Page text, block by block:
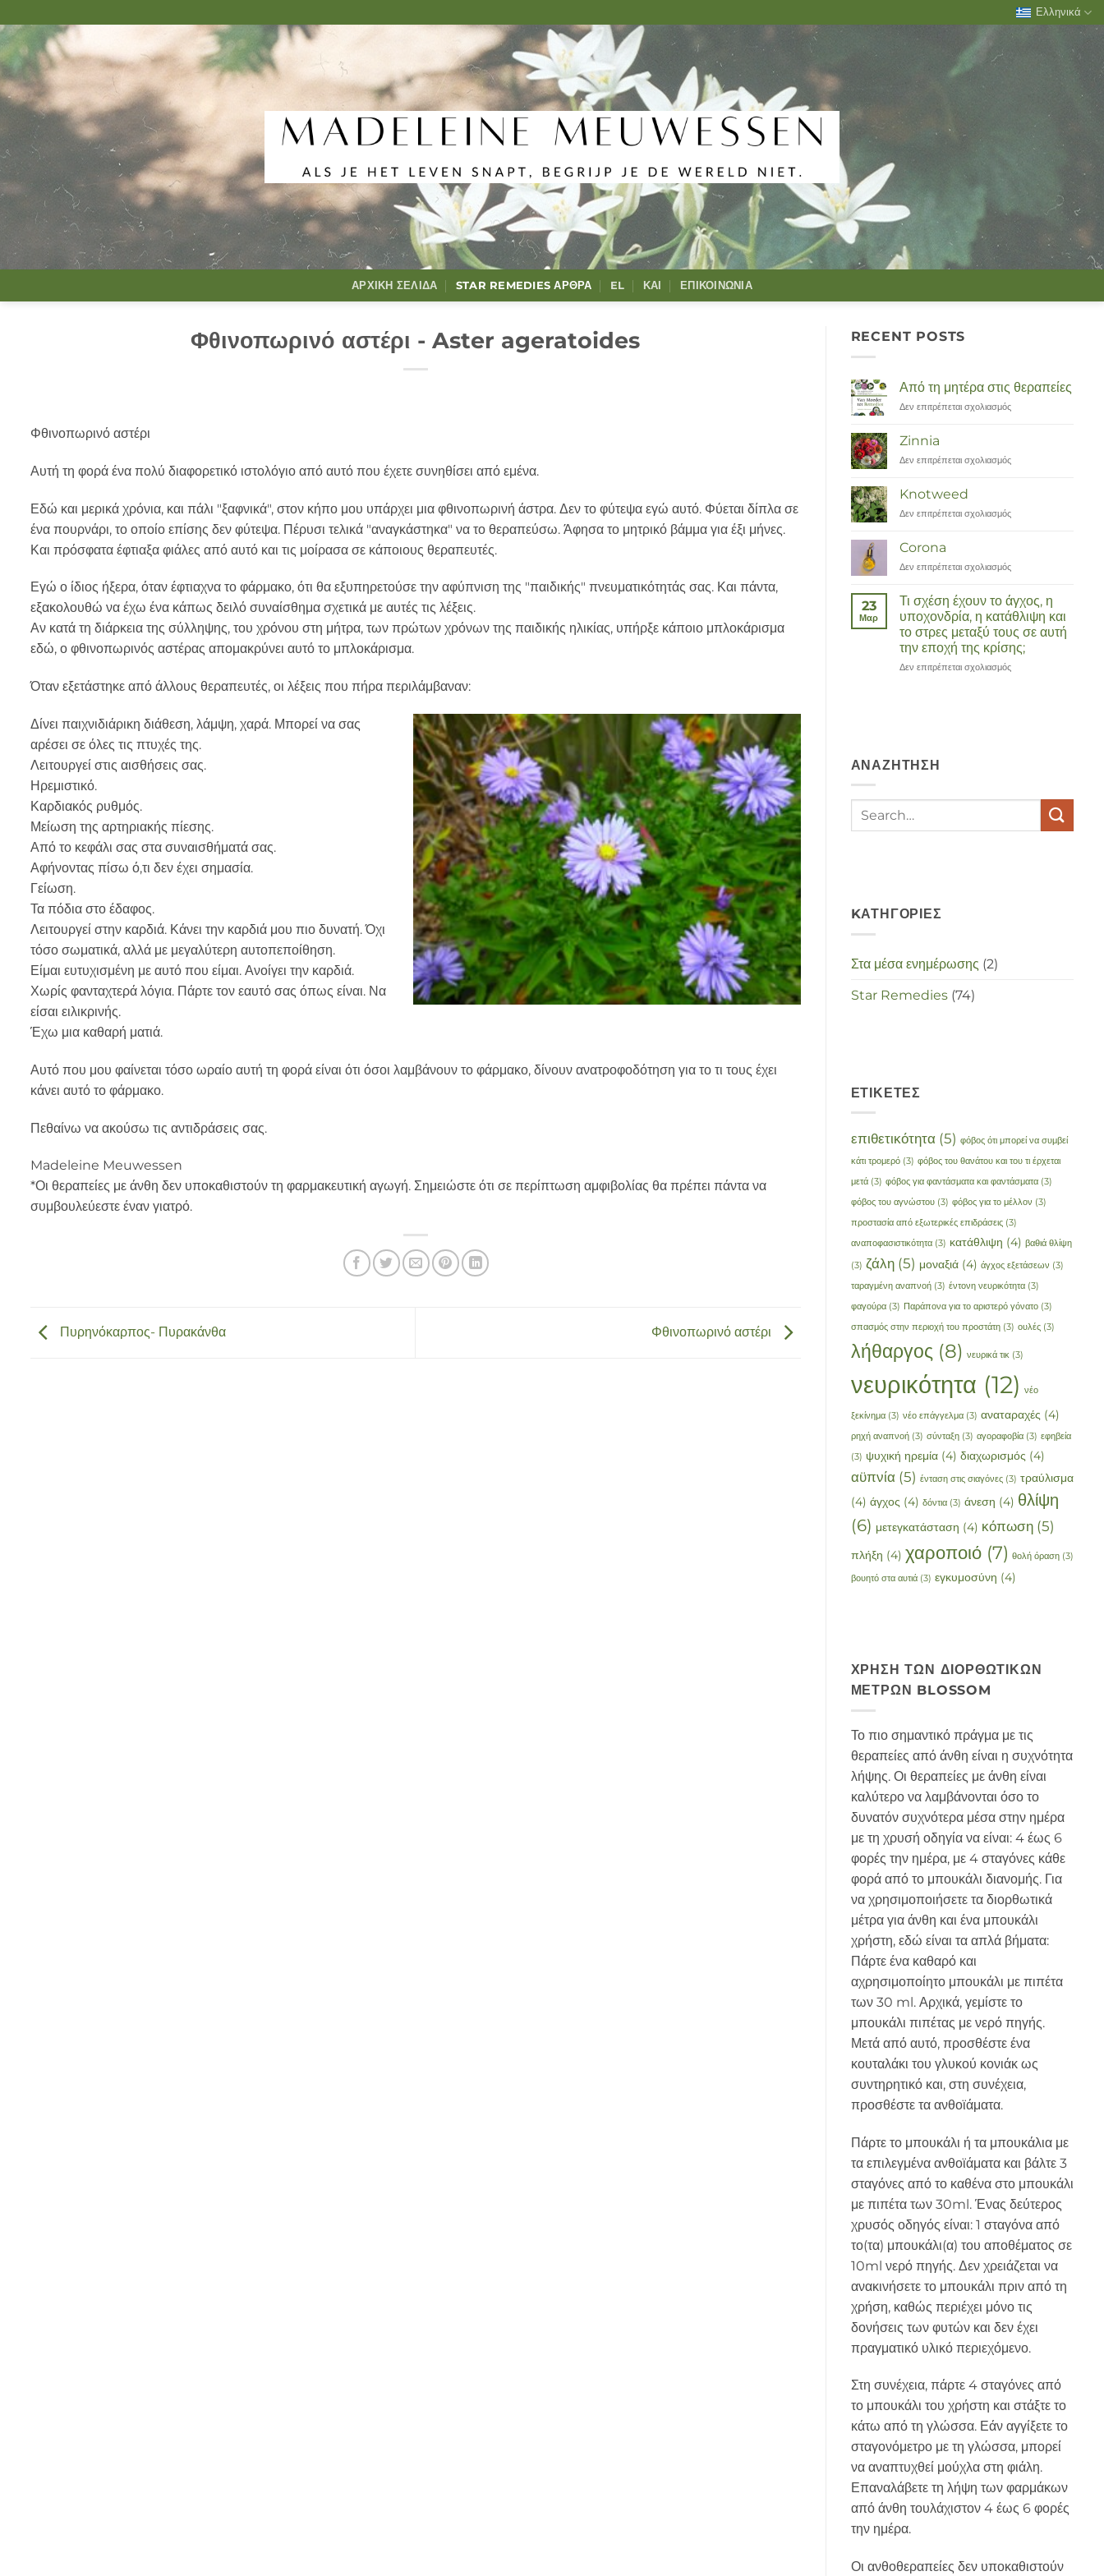
στο
περιεχόμενο
Ελληνικά
ΑΡΧΙΚΉ ΣΕΛΊΔΑ STAR REMEDIES ΆΡΘΡΑ EL ΚΑΙ ΕΠΙΚΟΙΝΩΝΊΑ
Φθινοπωρινό αστέρι - Aster ageratoides
Φθινοπωρινό αστέρι
Αυτή τη φορά ένα πολύ διαφορετικό ιστολόγιο από αυτό που έχετε συνηθίσει από εμένα.
Εδώ και μερικά χρόνια, και πάλι "ξαφνικά", στον κήπο μου υπάρχει μια φθινοπωρινή άστρα. Δεν το φύτεψα εγώ αυτό. Φύεται δίπλα σε
ένα πουρνάρι, το οποίο επίσης δεν φύτεψα. Πέρυσι τελικά "αναγκάστηκα" να το θεραπεύσω. Άφησα το μητρικό βάμμα για έξι μήνες.
Και πρόσφατα έφτιαξα φιάλες από αυτό και τις μοίρασα σε κάποιους θεραπευτές.
Εγώ ο ίδιος ήξερα, όταν έφτιαχνα το φάρμακο, ότι θα εξυπηρετούσε την αφύπνιση της "παιδικής" πνευματικότητάς σας. Και πάντα,
εξακολουθώ να έχω ένα κάπως δειλό συναίσθημα σχετικά με αυτές τις λέξεις.
Αν κατά τη διάρκεια της σύλληψης, του χρόνου στη μήτρα, των πρώτων χρόνων της παιδικής ηλικίας, υπήρξε κάποιο μπλοκάρισμα
εδώ, ο φθινοπωρινός αστέρας απομακρύνει αυτό το μπλοκάρισμα.
Όταν εξετάστηκε από άλλους θεραπευτές, οι λέξεις που πήρα περιλάμβαναν:
Δίνει παιχνιδιάρικη διάθεση, λάμψη, χαρά. Μπορεί να σας
αρέσει σε όλες τις πτυχές της.
Λειτουργεί στις αισθήσεις σας.
Ηρεμιστικό.
Καρδιακός ρυθμός.
Μείωση της αρτηριακής πίεσης.
Από το κεφάλι σας στα συναισθήματά σας.
Αφήνοντας πίσω ό,τι δεν έχει σημασία.
Γείωση.
Τα πόδια στο έδαφος.
Λειτουργεί στην καρδιά. Κάνει την καρδιά μου πιο δυνατή. Όχι
τόσο σωματικά, αλλά με μεγαλύτερη αυτοπεποίθηση.
Είμαι ευτυχισμένη με αυτό που είμαι. Ανοίγει την καρδιά.
Χωρίς φανταχτερά λόγια. Πάρτε τον εαυτό σας όπως είναι. Να
είσαι ειλικρινής.
Έχω μια καθαρή ματιά.
Αυτό που μου φαίνεται τόσο ωραίο αυτή τη φορά είναι ότι όσοι λαμβάνουν το φάρμακο, δίνουν ανατροφοδότηση για το τι τους έχει
κάνει αυτό το φάρμακο.
Πεθαίνω να ακούσω τις αντιδράσεις σας.
Madeleine Meuwessen
*Οι θεραπείες με άνθη δεν υποκαθιστούν τη φαρμακευτική αγωγή. Σημειώστε ότι σε περίπτωση αμφιβολίας θα πρέπει πάντα να
συμβουλεύεστε έναν γιατρό.
Πυρηνόκαρπος- Πυρακάνθα Φθινοπωρινό αστέρι
RECENT POSTS
Από τη μητέρα στις θεραπείες
Δεν επιτρέπεται σχολιασμόςστο
Remedies
Zinnia
Δεν επιτρέπεται σχολιασμόςστο
Knotweed
Δεν επιτρέπεται σχολιασμόςστο
Corona
Δεν επιτρέπεται σχολιασμόςστο
23
Μαρ
Τι σχέση έχουν το άγχος, η
υποχονδρία, η κατάθλιψη και
το στρες μεταξύ τους σε αυτή
την εποχή της κρίσης;
Δεν επιτρέπεται σχολιασμόςστο
in
ΑΝΑΖΉΤΗΣΗ
KΑΤΗΓΟΡΊΕΣ
Στα μέσα ενημέρωσης (2)
Star Remedies(74)
ΕΤΙΚΈΤΕΣ
επιθετικότητα(5) φόβος ότι μπορεί να συμβεί
κάτι τρομερό(3) φόβος του θανάτου και του τι έρχεται
μετά(3) φόβος για φαντάσματα και φαντάσματα(3)
φόβος του αγνώστου(3) φόβος για το μέλλον (3)
προστασία από εξωτερικές επιδράσεις(3)
αναποφασιστικότητα(3) κατάθλιψη (4) βαθιά θλίψη
(3) ζάλη(5) μοναξιά(4) άγχος εξετάσεων (3)
ταραγμένη αναπνοή(3) έντονη νευρικότητα(3)
φαγούρα(3) Παράπονα για το αριστερό γόνατο(3)
σπασμός στην περιοχή του προστάτη(3) ουλές(3)
λήθαργος (8) νευρικά τικ(3)
νευρικότητα (12) νέο
ξεκίνημα(3) νέο επάγγελμα(3) αναταραχές (4)
ρηχή αναπνοή(3) σύνταξη(3) αγοραφοβία(3) εφηβεία
(3) ψυχική ηρεμία(4) διαχωρισμός (4)
αϋπνία(5) ένταση στις σιαγόνες(3) τραύλισμα
(4) άγχος (4) δόντια(3) άνεση (4) θλίψη
(6) μετεγκατάσταση (4) κόπωση(5)
πλήξη (4) χαροποιό(7) θολή όραση(3)
βουητό στα αυτιά(3) εγκυμοσύνη (4)
ΧΡΉΣΗ ΤΩΝ ΔΙΟΡΘΩΤΙΚΏΝ
ΜΈΤΡΩΝ BLOSSOM
Το πιο σημαντικό πράγμα με τις
θεραπείες από άνθη είναι η συχνότητα
λήψης. Οι θεραπείες με άνθη είναι
καλύτερο να λαμβάνονται όσο το
δυνατόν συχνότερα μέσα στην ημέρα
με τη χρυσή οδηγία να είναι: 4 έως 6
φορές την ημέρα, με 4 σταγόνες κάθε
φορά από το μπουκάλι διανομής. Για
να χρησιμοποιήσετε τα διορθωτικά
μέτρα για άνθη και ένα μπουκάλι
χρήστη, εδώ είναι τα απλά βήματα:
Πάρτε ένα καθαρό και
αχρησιμοποίητο μπουκάλι με πιπέτα
των 30 ml. Αρχικά, γεμίστε το
μπουκάλι πιπέτας με νερό πηγής.
Μετά από αυτό, προσθέστε ένα
κουταλάκι του γλυκού κονιάκ ως
συντηρητικό και, στη συνέχεια,
προσθέστε τα ανθοϊάματα.
Πάρτε το μπουκάλι ή τα μπουκάλια με
τα επιλεγμένα ανθοϊάματα και βάλτε 3
σταγόνες από το καθένα στο μπουκάλι
με πιπέτα των 30ml. Ένας δεύτερος
χρυσός οδηγός είναι: 1 σταγόνα από
το(τα) μπουκάλι(α) του αποθέματος σε
10ml νερό πηγής. Δεν χρειάζεται να
ανακινήσετε το μπουκάλι πριν από τη
χρήση, καθώς περιέχει μόνο τις
δονήσεις των φυτών και δεν έχει
πραγματικό υλικό περιεχόμενο.
Στη συνέχεια, πάρτε 4 σταγόνες από
το μπουκάλι του χρήστη και στάξτε το
κάτω από τη γλώσσα. Εάν αγγίξετε το
σταγονόμετρο με τη γλώσσα, μπορεί
να αναπτυχθεί μούχλα στη φιάλη.
Επαναλάβετε τη λήψη των φαρμάκων
από άνθη τουλάχιστον 4 έως 6 φορές
την ημέρα.
Οι ανθοθεραπείες δεν υποκαθιστούν